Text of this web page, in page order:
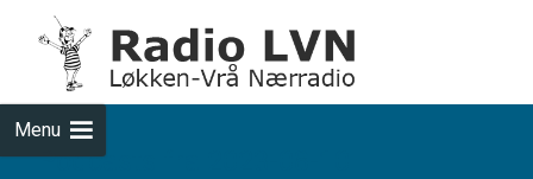
Menu
Podcasts fra 2023-08-10